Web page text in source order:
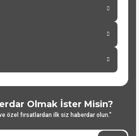
Olmak İster Misin?
özel fırsatlardan ilk siz haberdar olun."